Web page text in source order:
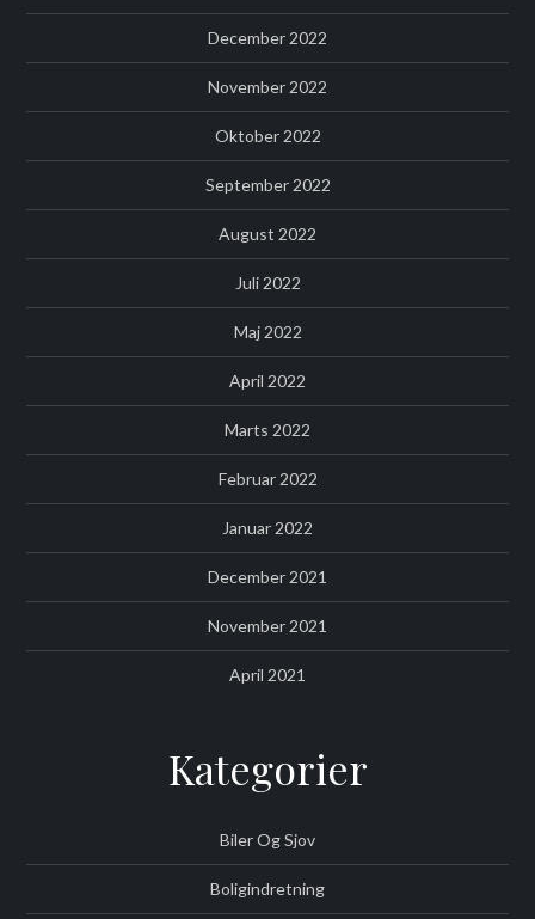
December 2022
November 2022
Oktober 2022
September 2022
August 2022
Juli 2022
Maj 2022
April 2022
Marts 2022
Februar 2022
Januar 2022
December 2021
November 2021
April 2021
Kategorier
Biler Og Sjov
Boligindretning